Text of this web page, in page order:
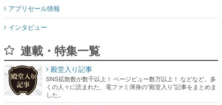
アプリセール情報
インタビュー
連載・特集一覧
殿堂入り記事
SNS拡散数が数千以上！ ページビュー数万以上！ などなど。多
くの人々に読まれた、電ファミ渾身の“殿堂入り”記事をまとめま
した。